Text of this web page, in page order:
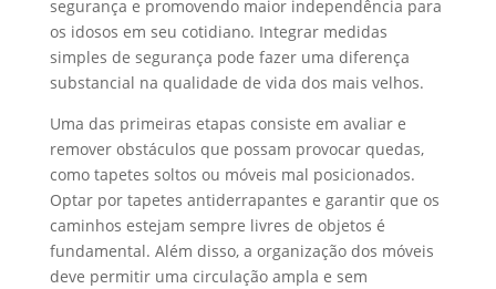
segurança e promovendo maior independência para
os idosos em seu cotidiano. Integrar medidas
simples de segurança pode fazer uma diferença
substancial na qualidade de vida dos mais velhos.
Uma das primeiras etapas consiste em avaliar e
remover obstáculos que possam provocar quedas,
como tapetes soltos ou móveis mal posicionados.
Optar por tapetes antiderrapantes e garantir que os
caminhos estejam sempre livres de objetos é
fundamental. Além disso, a organização dos móveis
deve permitir uma circulação ampla e sem